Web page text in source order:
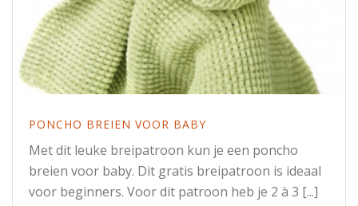
PONCHO BREIEN VOOR BABY
Met dit leuke breipatroon kun je een poncho
breien voor baby. Dit gratis breipatroon is ideaal
voor beginners. Voor dit patroon heb je 2 à 3 [...]